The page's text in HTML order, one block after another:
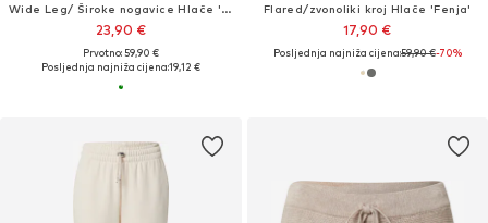
Wide Leg/ Široke nogavice Hlače 'Frauke'
23,90 €
Prvotno: 59,90 €
Posljednja najniža cijena:19,12 €
Flared/zvonoliki kroj Hlače 'Fenja'
17,90 €
Posljednja najniža cijena:59,90 €-70%